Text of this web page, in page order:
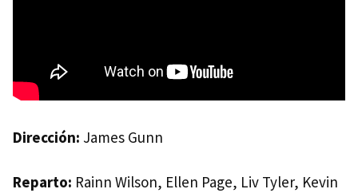
Dirección: James Gunn
Reparto: Rainn Wilson, Ellen Page, Liv Tyler, Kevin